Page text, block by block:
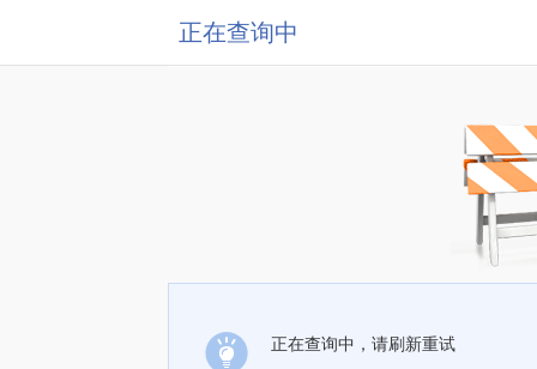
正在查询中
正在查询中，请刷新重试